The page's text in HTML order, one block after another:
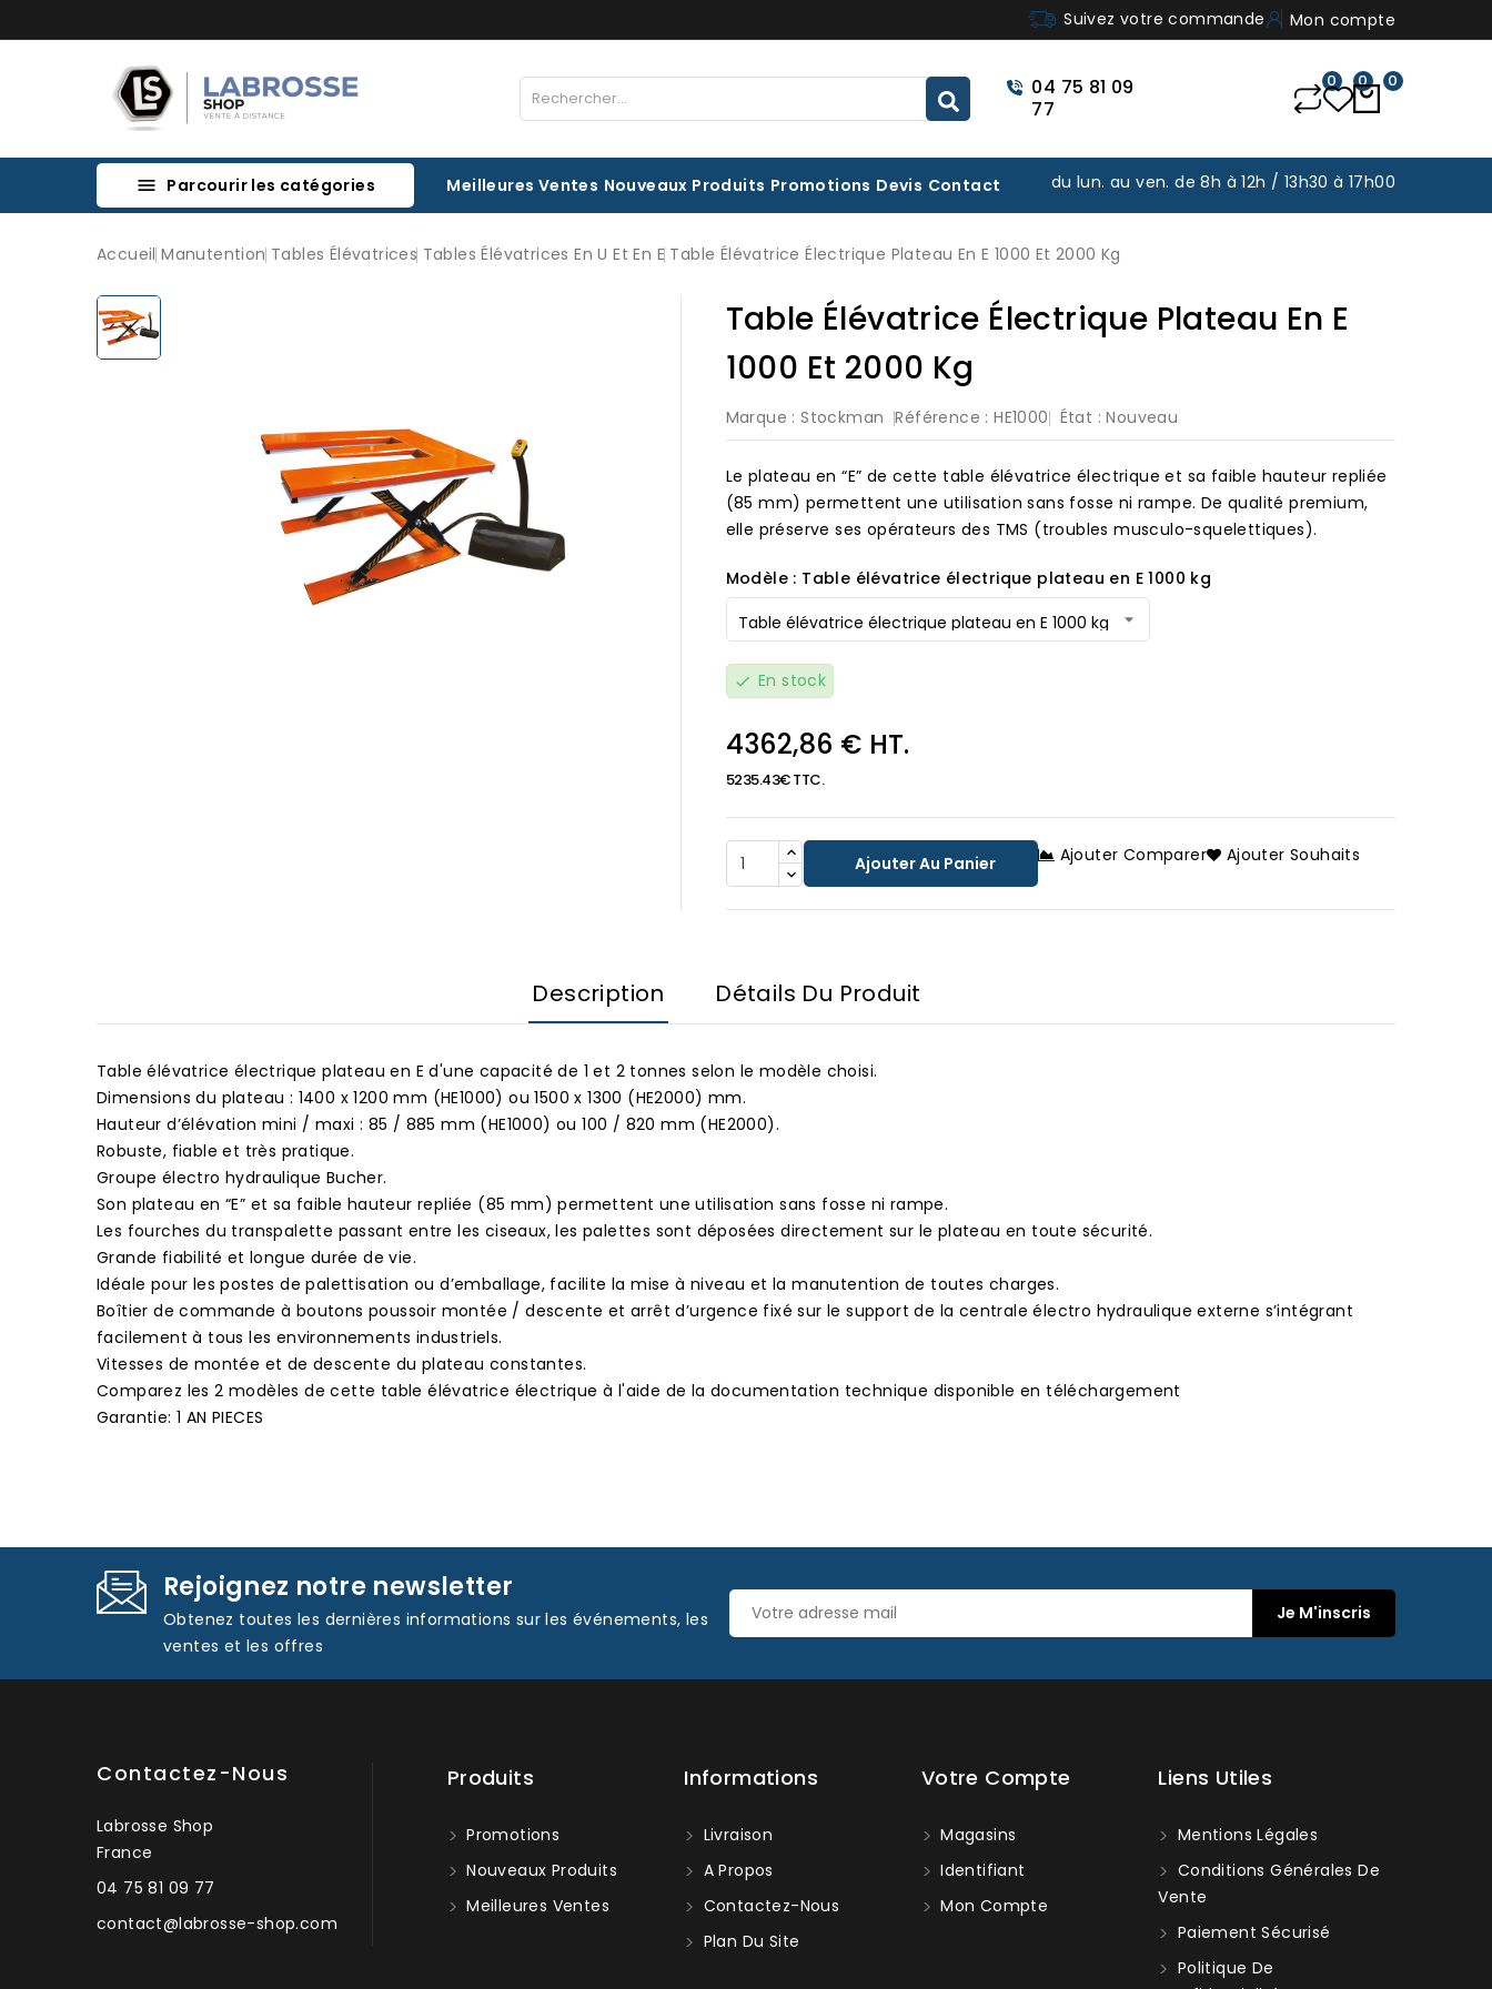
Suivez votre commande Mon compte
04 75 81 09
77
0 0 0
 Parcourir les catégories Meilleures Ventes Nouveaux Produits Promotions Devis Contact du lun. au ven. de 8h à 12h / 13h30 à 17h00
Accueil Manutention Tables Élévatrices Tables Élévatrices En U Et En E Table Élévatrice Électrique Plateau En E 1000 Et 2000 Kg
Table Élévatrice Électrique Plateau En E
1000 Et 2000 Kg
Marque : Stockman Référence : HE1000 État : Nouveau
Le plateau en “E” de cette table élévatrice électrique et sa faible hauteur repliée
(85 mm) permettent une utilisation sans fosse ni rampe. De qualité premium,
elle préserve ses opérateurs des TMS (troubles musculo-squelettiques).
Modèle : Table élévatrice électrique plateau en E 1000 kg
check En stock
4362,86 € HT.
5235.43€ TTC.
Ajouter Au Panier Ajouter Comparer Ajouter Souhaits
Description Détails Du Produit
Table élévatrice électrique plateau en E d'une capacité de 1 et 2 tonnes selon le modèle choisi.
Dimensions du plateau : 1400 x 1200 mm (HE1000) ou 1500 x 1300 (HE2000) mm.
Hauteur d’élévation mini / maxi : 85 / 885 mm (HE1000) ou 100 / 820 mm (HE2000).
Robuste, fiable et très pratique.
Groupe électro hydraulique Bucher.
Son plateau en “E” et sa faible hauteur repliée (85 mm) permettent une utilisation sans fosse ni rampe.
Les fourches du transpalette passant entre les ciseaux, les palettes sont déposées directement sur le plateau en toute sécurité.
Grande fiabilité et longue durée de vie.
Idéale pour les postes de palettisation ou d’emballage, facilite la mise à niveau et la manutention de toutes charges.
Boîtier de commande à boutons poussoir montée / descente et arrêt d’urgence fixé sur le support de la centrale électro hydraulique externe s’intégrant
facilement à tous les environnements industriels.
Vitesses de montée et de descente du plateau constantes.
Comparez les 2 modèles de cette table élévatrice électrique à l'aide de la documentation technique disponible en téléchargement
Garantie: 1 AN PIECES
Rejoignez notre newsletter
Obtenez toutes les dernières informations sur les événements, les
ventes et les offres
Contactez-Nous
Labrosse Shop
France
04 75 81 09 77
contact@labrosse-shop.com
Produits
Promotions
Nouveaux Produits
Meilleures Ventes
Informations
Livraison
A Propos
Contactez-Nous
Plan Du Site
Votre Compte
Magasins
Identifiant
Mon Compte
Liens Utiles
Mentions Légales
Conditions Générales De
Vente
Paiement Sécurisé
Politique De